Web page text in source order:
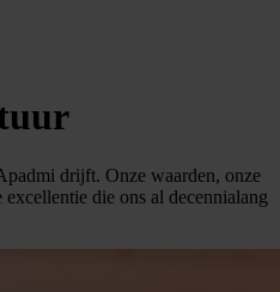
drijft. Onze waarden, onze
die ons al decennialang